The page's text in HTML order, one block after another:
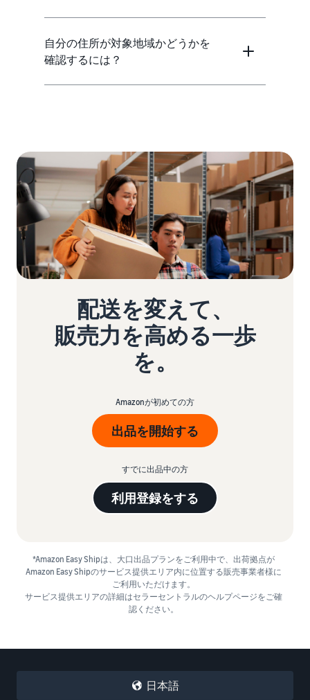
自分の住所が対象地域かどうかを
確認するには？
配送を変えて、
販売力を高める一歩
を。
Amazonが初めての方
出品を開始する
すでに出品中の方
利用登録をする
*Amazon Easy Shipは、大口出品プランをご利用中で、出荷拠点が
Amazon Easy Shipのサービス提供エリア内に位置する販売事業者様に
ご利用いただけます。
サービス提供エリアの詳細はセラーセントラルのヘルプページをご確
認ください。
日本語